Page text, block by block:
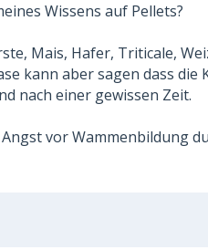
Wissens auf Pellets?
Mais, Hafer, Triticale,
kann aber sagen dass die
nach einer gewissen Zeit.
vor Wammenbildung